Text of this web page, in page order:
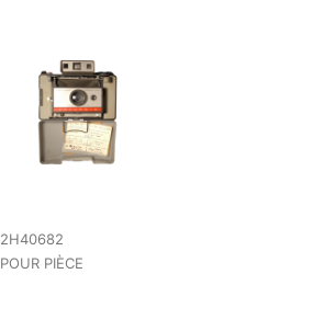
2H40682
POUR PIÈCE